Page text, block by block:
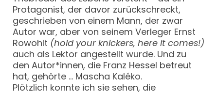
Protagonist, der davor zurückschreckt,
geschrieben von einem Mann, der zwar
Autor war, aber von seinem Verleger Ernst
Rowohlt (hold your knickers, here it comes!)
auch als Lektor angestellt wurde. Und zu
den Autor*innen, die Franz Hessel betreut
hat, gehörte … Mascha Kaléko.
Plötzlich konnte ich sie sehen, die